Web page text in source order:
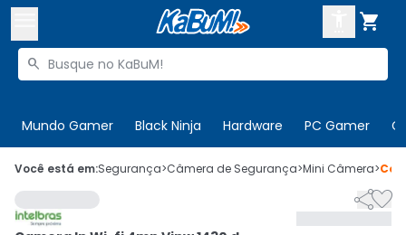

Buscar produtos

Mundo Gamer Black Ninja Hardware PC Gamer
 Olá. Acesse sua conta
 Departamentos
Você está em:Segurança>Câmera de Segurança>Mini Câmera>
